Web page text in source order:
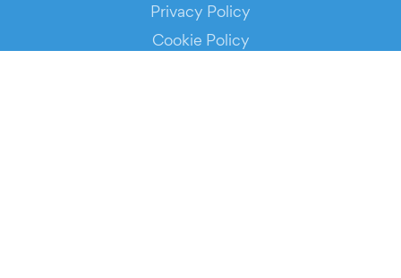
Privacy Policy
Cookie Policy